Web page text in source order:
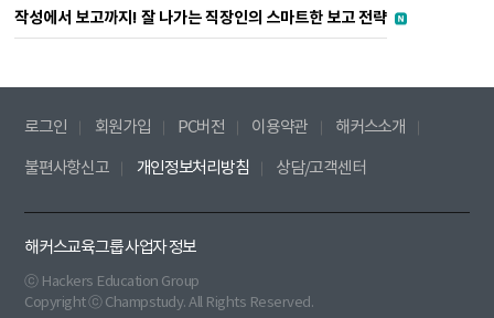
작성에서 보고까지! 잘 나가는 직장인의 스마트한 보고 전략
로그인 회원가입 PC버전 이용약관 해커스소개
불편사항신고 개인정보처리방침 상담/고객센터
해커스교육그룹 사업자 정보
ⓒ Hackers Education Group
Copyright ⓒ Champstudy. All Rights Reserved.